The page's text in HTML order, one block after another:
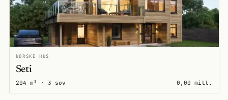
NORSKE HUS
Seti
204 m² · 3 sov 0,00 mill.